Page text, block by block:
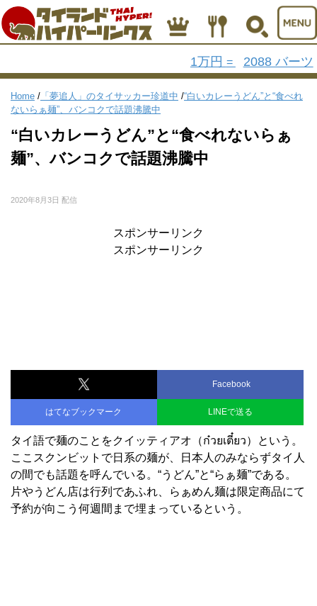
1万円 = 2088 バーツ
Home / 「夢追人」のタイサッカー珍道中 /“白いカレーうどん”と“食べれ
ないらぁ麺”、バンコクで話題沸騰中
“白いカレーうどん”と“食べれないらぁ
麺”、バンコクで話題沸騰中
2020年8月3日 配信
スポンサーリンク
スポンサーリンク
Facebook
はてなブックマーク LINEで送る
タイ語で麺のことをクイッティアオ（ก๋วยเตี๋ยว）という。
ここスクンビットで日系の麺が、日本人のみならずタイ人
の間でも話題を呼んでいる。“うどん”と“らぁ麺”である。
片やうどん店は行列であふれ、らぁめん麺は限定商品にて
予約が向こう何週間まで埋まっているという。